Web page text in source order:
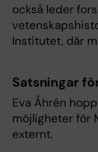
också leder
Institutet, där
Satsningar
Eva Åhrén
möjligheter för
externt.